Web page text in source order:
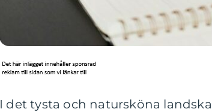
I det tysta och natursköna